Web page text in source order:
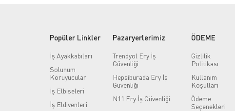
Popüler Linkler
İş Ayakkabıları
Solunum
Koruyucular
İş Elbiseleri
İş Eldivenleri
Pazaryerlerimiz
Trendyol Ery İş
Güvenliği
Hepsiburada Ery İş
Güvenliği
N11 Ery İş Güvenliği
ÖDEME
Gizlilik
Politikası
Kullanım
Koşulları
Ödeme
Seçenekleri